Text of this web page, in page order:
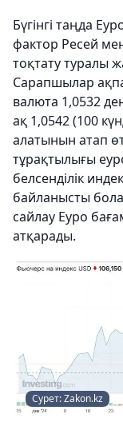
Бүгінгі таңда
фактор Ресей
тоқтату туралы
Сарапшылар
валюта 1,0532
ақ 1,0542 (100
алатынын атап
тұрақтылығы
белсенділік
байланысты
сайлау Еуро
атқарады.
Сурет: Zakon.kz